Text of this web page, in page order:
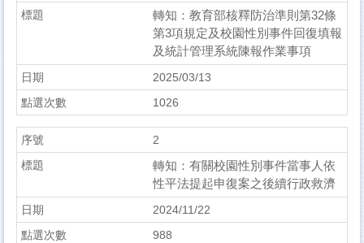
轉知：教育部核釋防治準則第32條
第3項規定及校園性別事件回復填報
及統計管理系統陳報作業事項
2025/03/13
1026
2
轉知：有關校園性別事件當事人依
性平法提起申復案之後續行政救濟
2024/11/22
988